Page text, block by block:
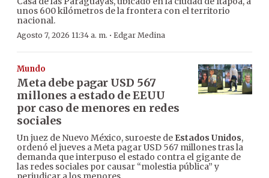
unos 600 kilómetros de la frontera con el territorio
nacional.
Agosto 7, 2026 11:34 a. m. · Edgar Medina
Mundo
Meta debe pagar USD 567
millones a estado de EEUU
por caso de menores en redes
sociales
Un juez de Nuevo México, suroeste de Estados Unidos,
ordenó el jueves a Meta pagar USD 567 millones tras la
demanda que interpuso el estado contra el gigante de
las redes sociales por causar “molestia pública” y